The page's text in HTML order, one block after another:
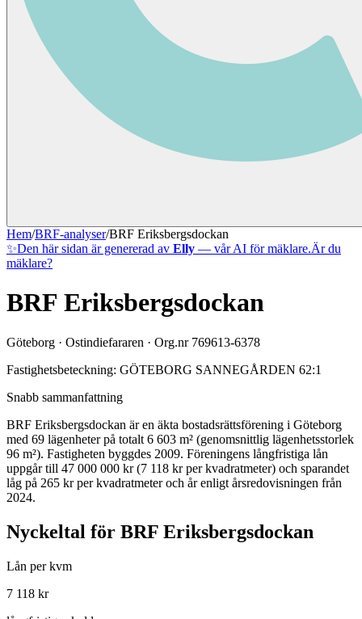
Hem/BRF-analyser/BRF Eriksbergsdockan
✨Den här sidan är genererad av Elly — vår AI för mäklare.Är du
mäklare?
BRF Eriksbergsdockan
Göteborg · Ostindiefararen · Org.nr 769613-6378
Fastighetsbeteckning: GÖTEBORG SANNEGÅRDEN 62:1
Snabb sammanfattning
BRF Eriksbergsdockan är en äkta bostadsrättsförening i Göteborg
med 69 lägenheter på totalt 6 603 m² (genomsnittlig lägenhetsstorlek
96 m²). Fastigheten byggdes 2009. Föreningens långfristiga lån
uppgår till 47 000 000 kr (7 118 kr per kvadratmeter) och sparandet
låg på 265 kr per kvadratmeter och år enligt årsredovisningen från
2024.
Nyckeltal för BRF Eriksbergsdockan
Lån per kvm
7 118 kr